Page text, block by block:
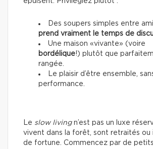
Des soupers simples entre
prend vraiment le temps de
Une maison «vivante» (voire
bordélique!) plutôt que
rangée.
Le plaisir d’être ensemble,
performance.
Le slow livingn’est pas un luxe
vivent dans la forêt, sont retraités ou
de fortune. Commencez par de